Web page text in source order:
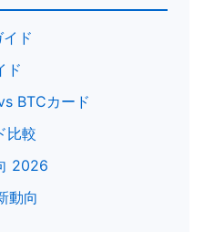
ド
ド
BTCカード
比較
2026
動向